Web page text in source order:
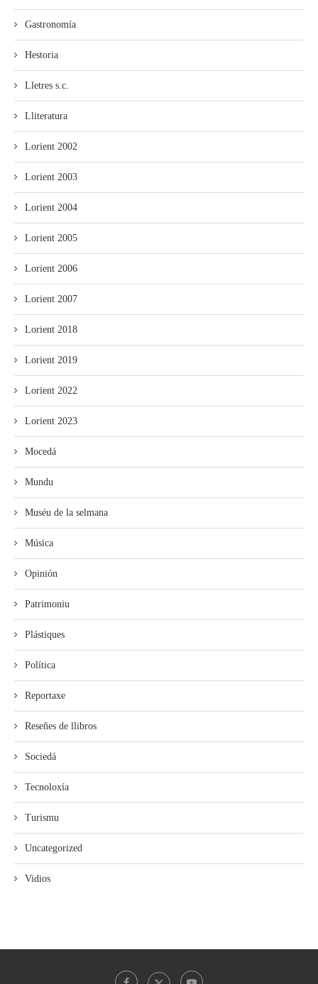
Gastronomía
Hestoria
Lletres s.c.
Lliteratura
Lorient 2002
Lorient 2003
Lorient 2004
Lorient 2005
Lorient 2006
Lorient 2007
Lorient 2018
Lorient 2019
Lorient 2022
Lorient 2023
Mocedá
Mundu
Muséu de la selmana
Música
Opinión
Patrimoniu
Plástiques
Política
Reportaxe
Reseñes de llibros
Sociedá
Tecnoloxía
Turismu
Uncategorized
Vidios